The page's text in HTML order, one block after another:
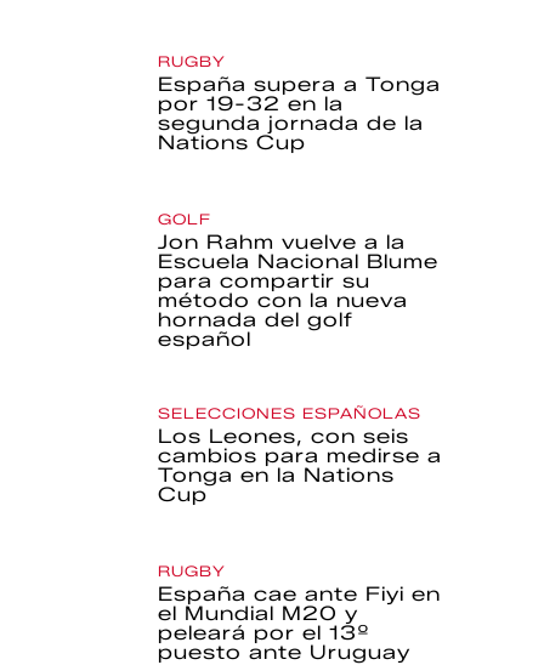
RUGBY
España supera a Tonga
por 19-32 en la
segunda jornada de la
Nations Cup
GOLF
Jon Rahm vuelve a la
Escuela Nacional Blume
para compartir su
método con la nueva
hornada del golf
español
SELECCIONES ESPAÑOLAS
Los Leones, con seis
cambios para medirse a
Tonga en la Nations
Cup
RUGBY
España cae ante Fiyi en
el Mundial M20 y
peleará por el 13º
puesto ante Uruguay